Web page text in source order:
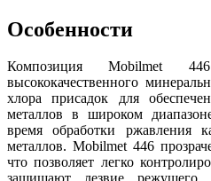
Особенности
Композиция Mobilmet
высококачественного
хлора присадок для
металлов в широком
время обработки ржавления
металлов. Mobilmet 446
что позволяет легко